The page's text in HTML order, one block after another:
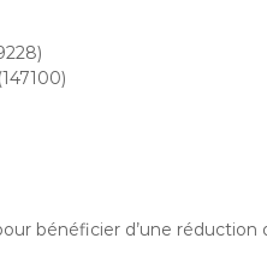
bénéficier d’une réduction